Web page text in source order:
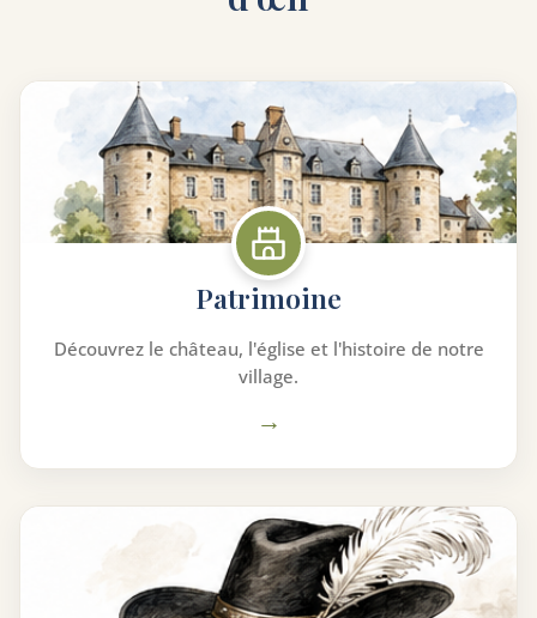
Patrimoine
Découvrez le château, l'église et l'histoire de notre
village.
→